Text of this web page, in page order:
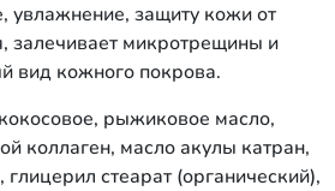
увлажнение, защиту кожи от
залечивает микротрещины и
вид кожного покрова.
рыжиковое масло,
коллаген, масло акулы катран,
стеарат (органический),